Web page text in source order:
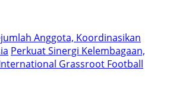
Anggota, Koordinasikan
Perkuat Sinergi Kelembagaan,
Grassroot Football